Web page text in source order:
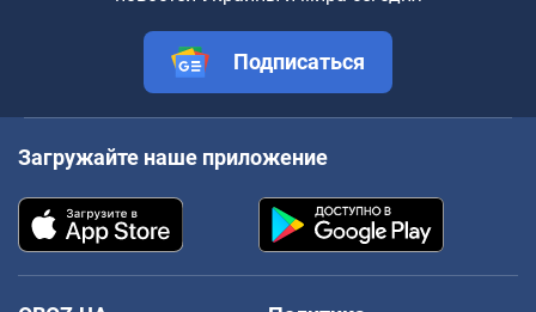
Подписаться
Загружайте наше приложение